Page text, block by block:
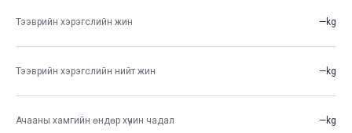
Тээврийн хэрэгслийн жин —kg
Тээврийн хэрэгслийн нийт жин —kg
Ачааны хамгийн өндөр хүчин чадал —kg